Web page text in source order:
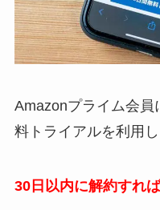
Amazonプライム会
料トライアルを利用し
30日以内に解約すれ